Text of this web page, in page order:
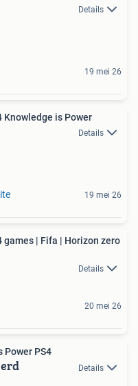
Details
19 mei 26
Knowledge is Power
Details
19 mei 26
games | Fifa | Horizon zero
Details
20 mei 26
Power PS4
Details